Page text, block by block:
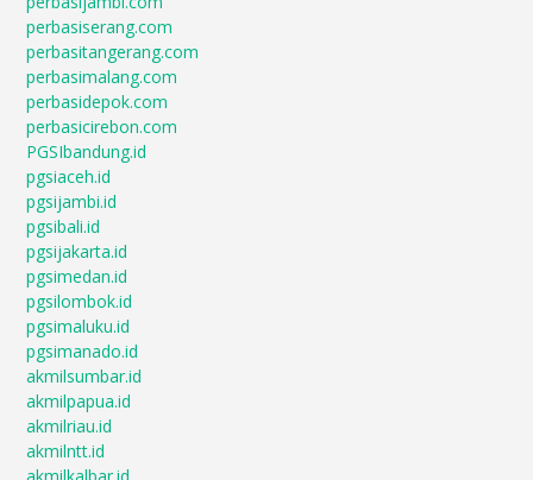
perbasiserang.com
perbasitangerang.com
perbasimalang.com
perbasidepok.com
perbasicirebon.com
PGSIbandung.id
pgsiaceh.id
pgsijambi.id
pgsibali.id
pgsijakarta.id
pgsimedan.id
pgsilombok.id
pgsimaluku.id
pgsimanado.id
akmilsumbar.id
akmilpapua.id
akmilriau.id
akmilntt.id